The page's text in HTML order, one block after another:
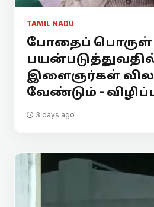
TAMIL NADU
போதைப் பொருள்
இளைஞர்கள்
வேண்டும் -
3 days ago